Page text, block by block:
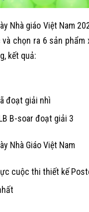
Nhà giáo Việt Nam
và chọn ra 6 sản
kết quả:
đoạt giải nhì
B-soar đoạt giải 3
Nhà Giáo Việt Nam
cuộc thi thiết kế